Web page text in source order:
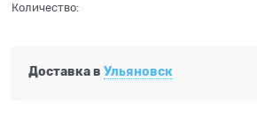
Количество:
Доставка в Ульяновск